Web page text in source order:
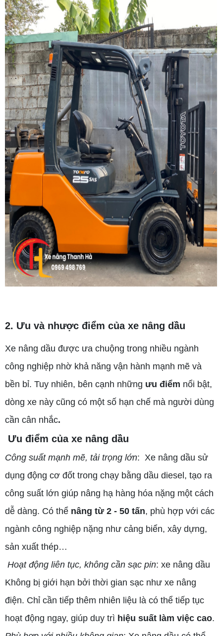
2. Ưu và nhược điểm của xe nâng dầu
Xe nâng dầu được ưa chuộng trong nhiều ngành
công nghiệp nhờ khả năng vận hành mạnh mẽ và
bền bỉ. Tuy nhiên, bên cạnh những ưu điểm nổi bật,
dòng xe này cũng có một số hạn chế mà người dùng
cần cân nhắc.
Ưu điểm của xe nâng dầu
Công suất mạnh mẽ, tải trọng lớn: Xe nâng dầu sử
dụng động cơ đốt trong chạy bằng dầu diesel, tạo ra
công suất lớn giúp nâng hạ hàng hóa nặng một cách
dễ dàng. Có thể nâng từ 2 - 50 tấn, phù hợp với các
ngành công nghiệp nặng như cảng biển, xây dựng,
sản xuất thép…
Hoạt động liên tục, không cần sạc pin: xe nâng dầu
Không bị giới hạn bởi thời gian sạc như xe nâng
điện. Chỉ cần tiếp thêm nhiên liệu là có thể tiếp tục
hoạt động ngay, giúp duy trì hiệu suất làm việc cao.